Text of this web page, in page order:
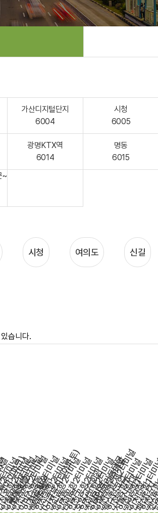
가산디지털단지
6004
시청
6005
광명KTX역
6014
명동
6015
~
시청 여의도 신길
습니다.
미널파크)
2터미널
항 1터미널
인천공항 2터미널
인천공항 2터미널
롯데호텔
이비스명동
인천공항 2터미널
해군호텔
인천공항2터미널
신도림역
(디큐브시티아파트)
인천공항2터미널
한남동
인천공항2터미널
대림역
인천공항2터미널
호암교수회관
인천공항2터미널
청량리역
인천공항2터미널
인천공항 제2터미널
나인트리동대문
웨스턴코업
인천공항1터미널
서울시립대
인천공항1터미널
관악구청
인천공
패션단지
인켄